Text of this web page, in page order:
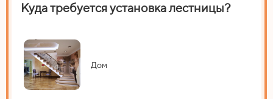
Куда требуется установка лестницы?
Дом